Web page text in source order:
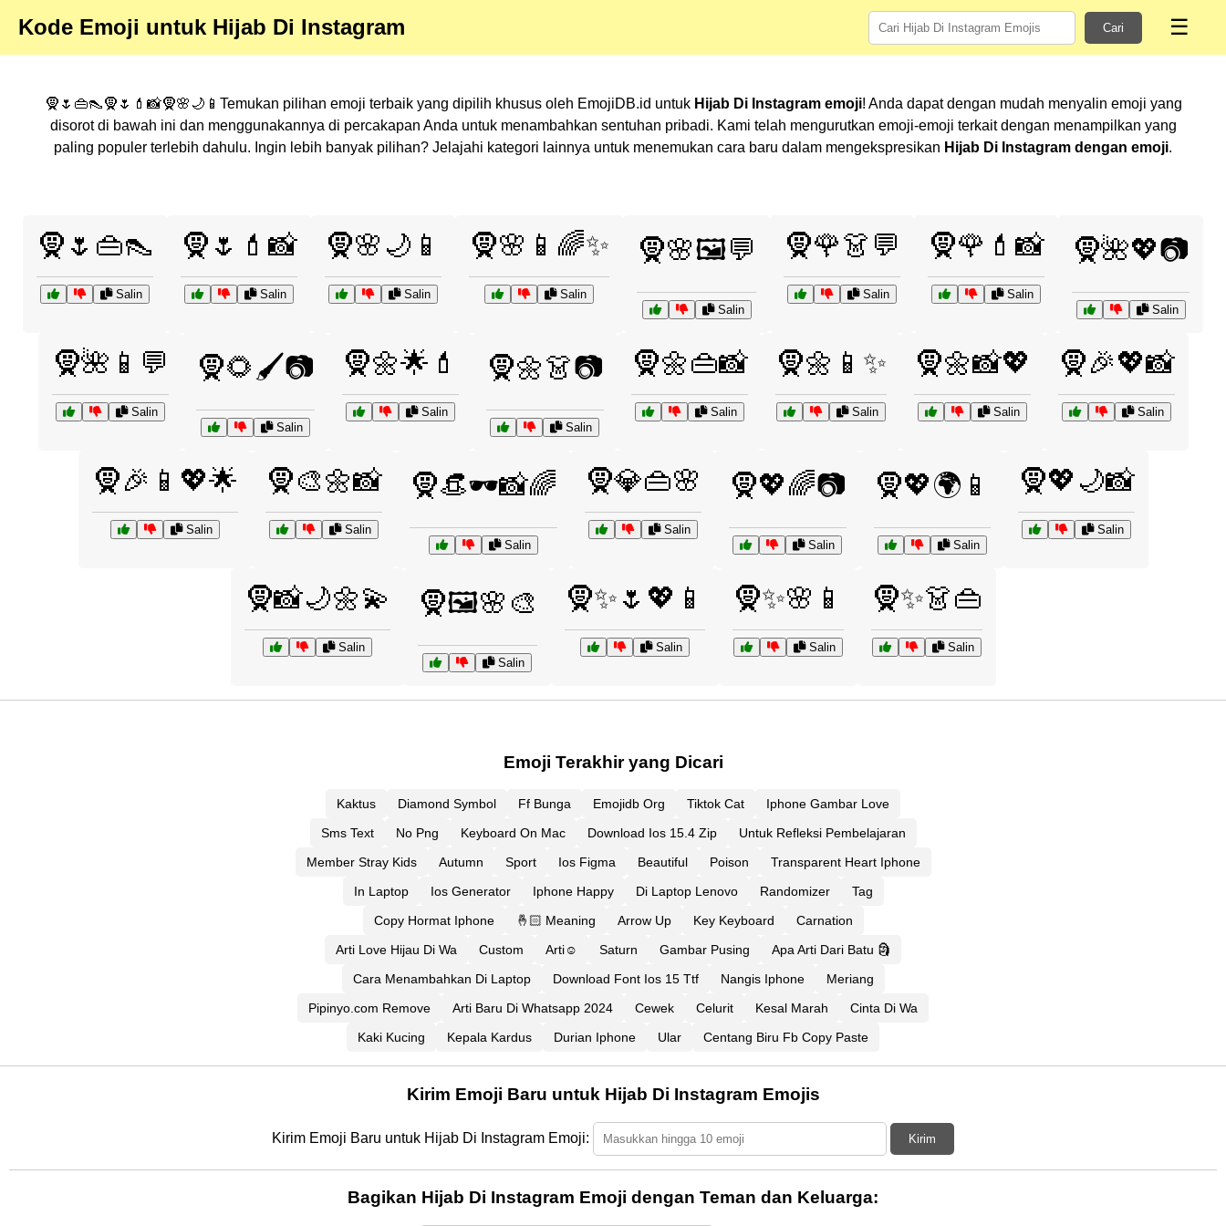
Kode Emoji untuk Hijab Di Instagram Cari ☰
🧕🌷👜👠🧕🌷💄📸🧕🌸🌙📱Temukan pilihan emoji terbaik yang dipilih khusus oleh EmojiDB.id untuk Hijab Di Instagram emoji! Anda dapat dengan mudah menyalin emoji yang
disorot di bawah ini dan menggunakannya di percakapan Anda untuk menambahkan sentuhan pribadi. Kami telah mengurutkan emoji-emoji terkait dengan menampilkan yang
paling populer terlebih dahulu. Ingin lebih banyak pilihan? Jelajahi kategori lainnya untuk menemukan cara baru dalam mengekspresikan Hijab Di Instagram dengan emoji.
🧕🌷👜👠
Salin
🧕🌷💄📸
Salin
🧕🌸🌙📱
Salin
🧕🌸📱🌈✨
Salin
🧕🌸🖼️💬
Salin
🧕🌹👗💬
Salin
🧕🌹💄📸
Salin
🧕🌺💖📷
Salin
🧕🌺📱💬
Salin
🧕🌻🖌️📷
Salin
🧕🌼🌟💄
Salin
🧕🌼👗📷
Salin
🧕🌼👜📸
Salin
🧕🌼📱✨
Salin
🧕🌼📸💖
Salin
🧕🎉💖📸
Salin
🧕🎉📱💖🌟
Salin
🧕🎨🌼📸
Salin
🧕👒🕶️📸🌈
Salin
🧕💎👜🌸
Salin
🧕💖🌈📷
Salin
🧕💖🌍📱
Salin
🧕💖🌙📸
Salin
🧕📸🌙🌼💫
Salin
🧕🖼️🌸🎨
Salin
🧕✨🌷💖📱
Salin
🧕✨🌸📱
Salin
🧕✨👗👜
Salin
Emoji Terakhir yang Dicari
Kaktus Diamond Symbol Ff Bunga Emojidb Org Tiktok Cat
Iphone Gambar Love
Sms Text
No Png Keyboard On Mac Download Ios 15.4 Zip
Untuk Refleksi Pembelajaran
Member Stray Kids
Autumn Sport Ios Figma Beautiful Poison
Transparent Heart Iphone
In Laptop
Ios Generator Iphone Happy Di Laptop Lenovo Randomizer
Tag
Copy Hormat Iphone
🤞🏻 Meaning Arrow Up Key Keyboard
Carnation
Arti Love Hijau Di Wa
Custom Arti☺️ Saturn Gambar Pusing
Apa Arti Dari Batu 🗿
Cara Menambahkan Di Laptop
Download Font Ios 15 Ttf Nangis Iphone
Meriang
Pipinyo.com Remove
Arti Baru Di Whatsapp 2024 Cewek Celurit Kesal Marah
Cinta Di Wa
Kaki Kucing
Kepala Kardus Durian Iphone Ular Centang Biru Fb Copy Paste
Kirim Emoji Baru untuk Hijab Di Instagram Emojis
Kirim Emoji Baru untuk Hijab Di Instagram Emoji: Kirim
Bagikan Hijab Di Instagram Emoji dengan Teman dan Keluarga: